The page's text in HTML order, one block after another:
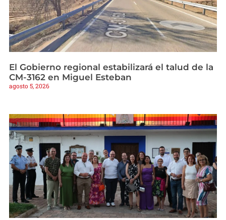
El Gobierno regional estabilizará el talud de la
CM-3162 en Miguel Esteban
agosto 5, 2026